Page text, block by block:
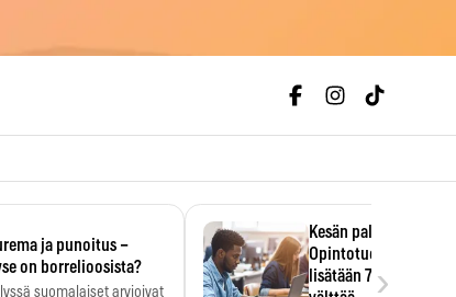
ja punoitus –
on borrelioosista?
suomalaiset arvioivat
Kesän palkka
Opintotuen
lisätään 7,5
›